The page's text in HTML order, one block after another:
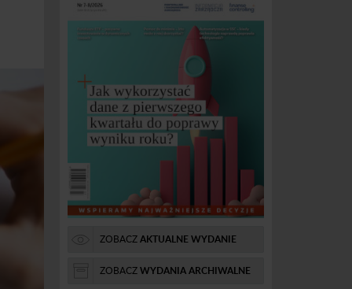
ZOBACZAKTUALNE WYDANIE
ZOBACZWYDANIA ARCHIWALNE